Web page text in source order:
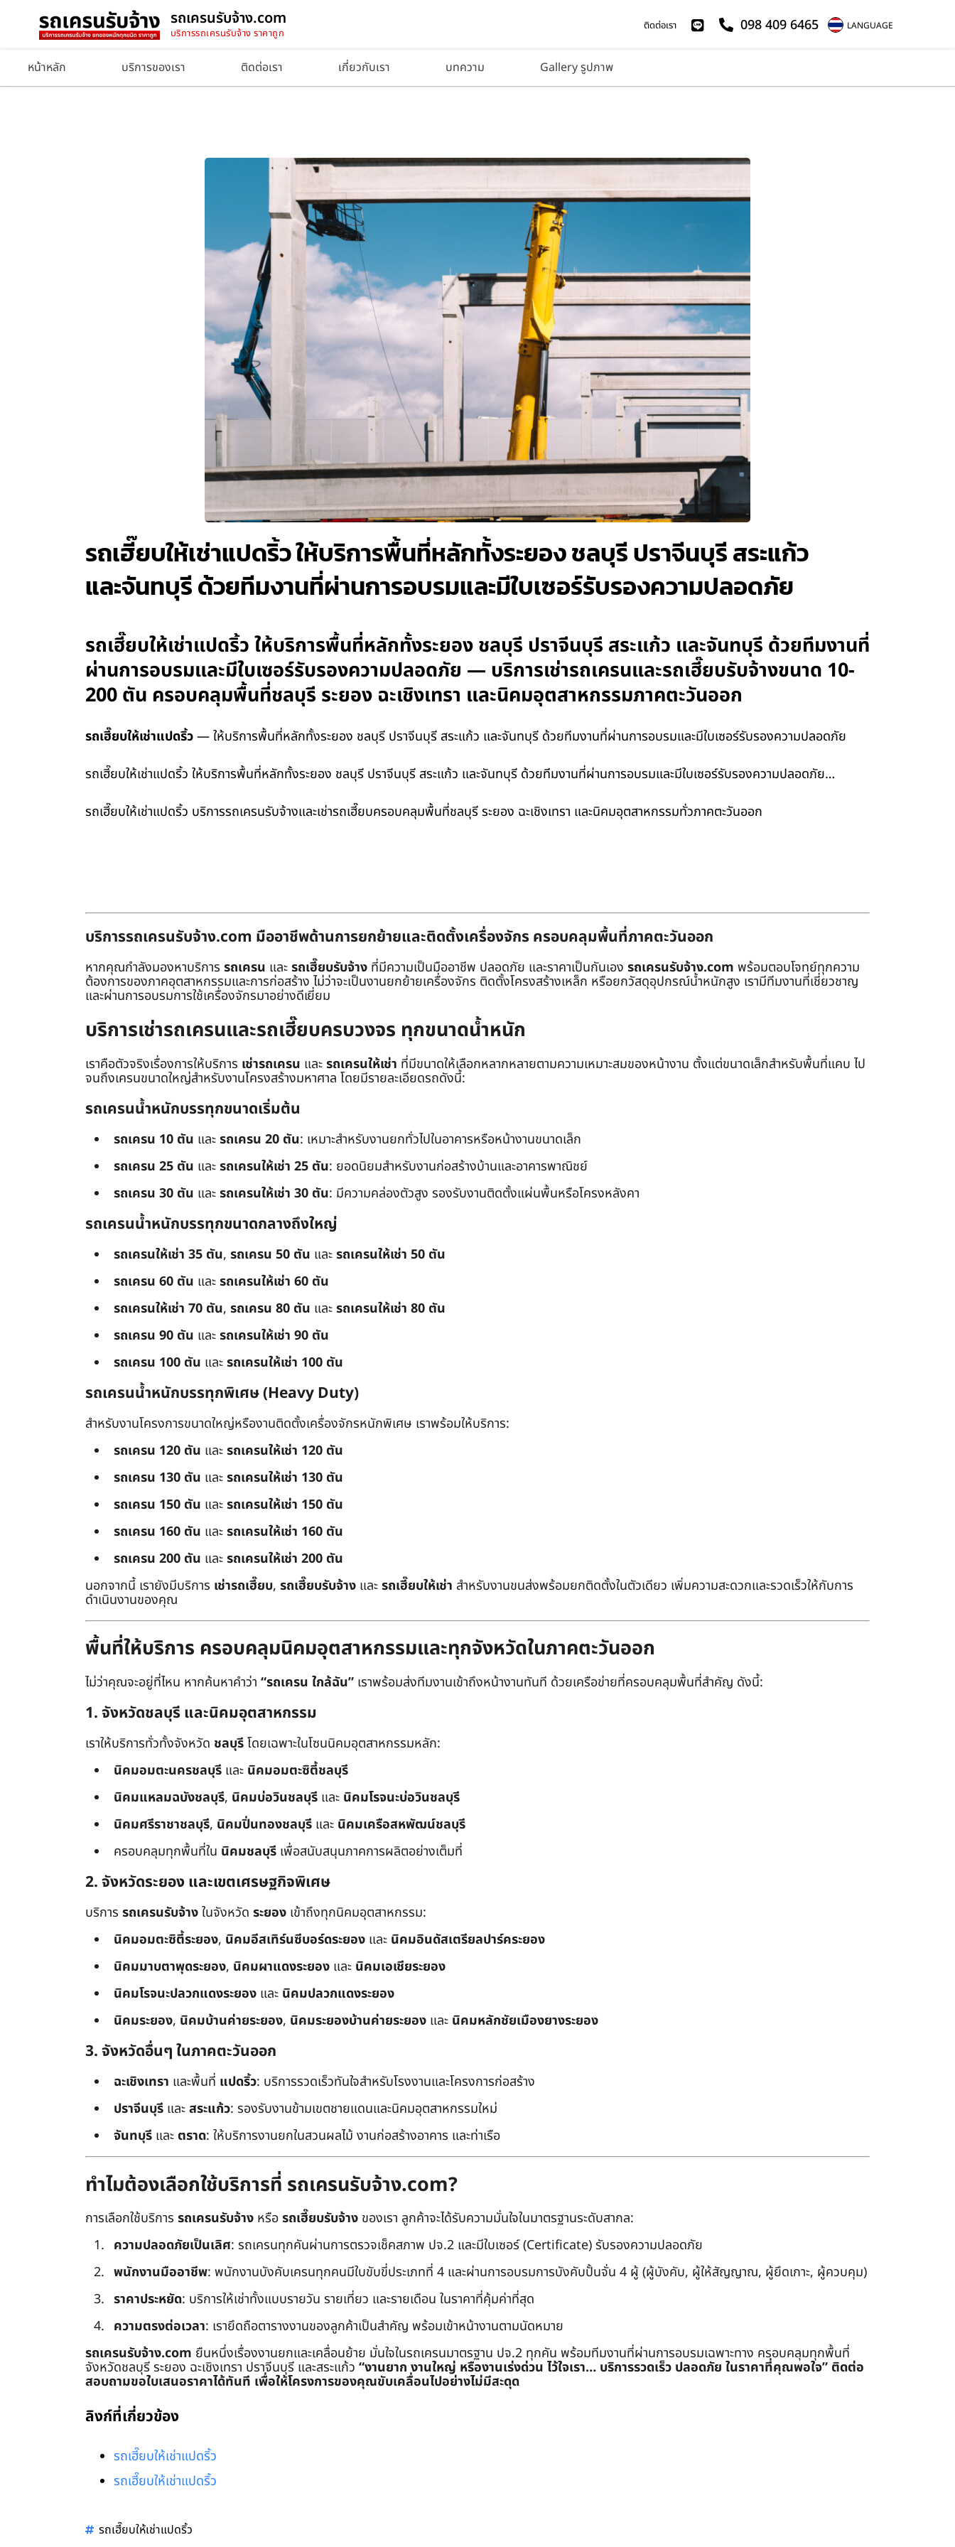
รถเครนรับจ้าง.com
บริการรถเครนรับจ้าง ราคาถูก
ติดต่อเรา 098 409 6465 LANGUAGE
หน้าหลัก บริการของเรา ติดต่อเรา เกี่ยวกับเรา บทความ Gallery รูปภาพ
รถเฮี๊ยบให้เช่าแปดริ้ว ให้บริการพื้นที่หลักทั้งระยอง ชลบุรี ปราจีนบุรี สระแก้ว
และจันทบุรี ด้วยทีมงานที่ผ่านการอบรมและมีใบเซอร์รับรองความปลอดภัย
รถเฮี๊ยบให้เช่าแปดริ้ว ให้บริการพื้นที่หลักทั้งระยอง ชลบุรี ปราจีนบุรี สระแก้ว และจันทบุรี ด้วยทีมงานที่
ผ่านการอบรมและมีใบเซอร์รับรองความปลอดภัย — บริการเช่ารถเครนและรถเฮี๊ยบรับจ้างขนาด 10-
200 ตัน ครอบคลุมพื้นที่ชลบุรี ระยอง ฉะเชิงเทรา และนิคมอุตสาหกรรมภาคตะวันออก
รถเฮี๊ยบให้เช่าแปดริ้ว— ให้บริการพื้นที่หลักทั้งระยอง ชลบุรี ปราจีนบุรี สระแก้ว และจันทบุรี ด้วยทีมงานที่ผ่านการอบรมและมีใบเซอร์รับรองความปลอดภัย
รถเฮี๊ยบให้เช่าแปดริ้ว ให้บริการพื้นที่หลักทั้งระยอง ชลบุรี ปราจีนบุรี สระแก้ว และจันทบุรี ด้วยทีมงานที่ผ่านการอบรมและมีใบเซอร์รับรองความปลอดภัย…
รถเฮี๊ยบให้เช่าแปดริ้ว บริการรถเครนรับจ้างและเช่ารถเฮี๊ยบครอบคลุมพื้นที่ชลบุรี ระยอง ฉะเชิงเทรา และนิคมอุตสาหกรรมทั่วภาคตะวันออก
บริการรถเครนรับจ้าง.com มืออาชีพด้านการยกย้ายและติดตั้งเครื่องจักร ครอบคลุมพื้นที่ภาคตะวันออก
หากคุณกำลังมองหาบริการ รถเครน และรถเฮี๊ยบรับจ้าง ที่มีความเป็นมืออาชีพ ปลอดภัย และราคาเป็นกันเอง รถเครนรับจ้าง.com พร้อมตอบโจทย์ทุกความ
ต้องการของภาคอุตสาหกรรมและการก่อสร้าง ไม่ว่าจะเป็นงานยกย้ายเครื่องจักร ติดตั้งโครงสร้างเหล็ก หรือยกวัสดุอุปกรณ์น้ำหนักสูง เรามีทีมงานที่เชี่ยวชาญ
และผ่านการอบรมการใช้เครื่องจักรมาอย่างดีเยี่ยม
บริการเช่ารถเครนและรถเฮี๊ยบครบวงจร ทุกขนาดน้ำหนัก
เราคือตัวจริงเรื่องการให้บริการ เช่ารถเครน และรถเครนให้เช่า ที่มีขนาดให้เลือกหลากหลายตามความเหมาะสมของหน้างาน ตั้งแต่ขนาดเล็กสำหรับพื้นที่แคบ ไป
จนถึงเครนขนาดใหญ่สำหรับงานโครงสร้างมหาศาล โดยมีรายละเอียดรถดังนี้:
รถเครนน้ำหนักบรรทุกขนาดเริ่มต้น
รถเครน 10 ตัน และรถเครน 20 ตัน: เหมาะสำหรับงานยกทั่วไปในอาคารหรือหน้างานขนาดเล็ก
รถเครน 25 ตัน และรถเครนให้เช่า 25 ตัน: ยอดนิยมสำหรับงานก่อสร้างบ้านและอาคารพาณิชย์
รถเครน 30 ตัน และรถเครนให้เช่า 30 ตัน: มีความคล่องตัวสูง รองรับงานติดตั้งแผ่นพื้นหรือโครงหลังคา
รถเครนน้ำหนักบรรทุกขนาดกลางถึงใหญ่
รถเครนให้เช่า 35 ตัน, รถเครน 50 ตัน และรถเครนให้เช่า 50 ตัน
รถเครน 60 ตัน และรถเครนให้เช่า 60 ตัน
รถเครนให้เช่า 70 ตัน, รถเครน 80 ตัน และรถเครนให้เช่า 80 ตัน
รถเครน 90 ตัน และรถเครนให้เช่า 90 ตัน
รถเครน 100 ตัน และรถเครนให้เช่า 100 ตัน
รถเครนน้ำหนักบรรทุกพิเศษ (Heavy Duty)
สำหรับงานโครงการขนาดใหญ่หรืองานติดตั้งเครื่องจักรหนักพิเศษ เราพร้อมให้บริการ:
รถเครน 120 ตัน และรถเครนให้เช่า 120 ตัน
รถเครน 130 ตัน และรถเครนให้เช่า 130 ตัน
รถเครน 150 ตัน และรถเครนให้เช่า 150 ตัน
รถเครน 160 ตัน และรถเครนให้เช่า 160 ตัน
รถเครน 200 ตัน และรถเครนให้เช่า 200 ตัน
นอกจากนี้ เรายังมีบริการ เช่ารถเฮี๊ยบ, รถเฮี๊ยบรับจ้าง และรถเฮี๊ยบให้เช่า สำหรับงานขนส่งพร้อมยกติดตั้งในตัวเดียว เพิ่มความสะดวกและรวดเร็วให้กับการ
ดำเนินงานของคุณ
พื้นที่ให้บริการ ครอบคลุมนิคมอุตสาหกรรมและทุกจังหวัดในภาคตะวันออก
ไม่ว่าคุณจะอยู่ที่ไหน หากค้นหาคำว่า “รถเครน ใกล้ฉัน” เราพร้อมส่งทีมงานเข้าถึงหน้างานทันที ด้วยเครือข่ายที่ครอบคลุมพื้นที่สำคัญ ดังนี้:
1. จังหวัดชลบุรี และนิคมอุตสาหกรรม
เราให้บริการทั่วทั้งจังหวัด ชลบุรีโดยเฉพาะในโซนนิคมอุตสาหกรรมหลัก:
นิคมอมตะนครชลบุรี และ นิคมอมตะซิตี้ชลบุรี
นิคมแหลมฉบังชลบุรี, นิคมบ่อวินชลบุรี และ นิคมโรจนะบ่อวินชลบุรี
นิคมศรีราชาชลบุรี, นิคมปิ่นทองชลบุรี และ นิคมเครือสหพัฒน์ชลบุรี
ครอบคลุมทุกพื้นที่ใน นิคมชลบุรี เพื่อสนับสนุนภาคการผลิตอย่างเต็มที่
2. จังหวัดระยอง และเขตเศรษฐกิจพิเศษ
บริการ รถเครนรับจ้างในจังหวัด ระยอง เข้าถึงทุกนิคมอุตสาหกรรม:
นิคมอมตะซิตี้ระยอง, นิคมอีสเทิร์นซีบอร์ดระยอง และ นิคมอินดัสเตรียลปาร์คระยอง
นิคมมาบตาพุดระยอง, นิคมผาแดงระยอง และ นิคมเอเชียระยอง
นิคมโรจนะปลวกแดงระยอง และ นิคมปลวกแดงระยอง
นิคมระยอง, นิคมบ้านค่ายระยอง, นิคมระยองบ้านค่ายระยอง และ นิคมหลักชัยเมืองยางระยอง
3. จังหวัดอื่นๆ ในภาคตะวันออก
ฉะเชิงเทรา และพื้นที่ แปดริ้ว: บริการรวดเร็วทันใจสำหรับโรงงานและโครงการก่อสร้าง
ปราจีนบุรี และสระแก้ว: รองรับงานข้ามเขตชายแดนและนิคมอุตสาหกรรมใหม่
จันทบุรี และ ตราด: ให้บริการงานยกในสวนผลไม้ งานก่อสร้างอาคาร และท่าเรือ
ทำไมต้องเลือกใช้บริการที่ รถเครนรับจ้าง.com?
การเลือกใช้บริการ รถเครนรับจ้าง หรือรถเฮี๊ยบรับจ้าง ของเรา ลูกค้าจะได้รับความมั่นใจในมาตรฐานระดับสากล:
ความปลอดภัยเป็นเลิศ: รถเครนทุกคันผ่านการตรวจเช็คสภาพ ปจ.2 และมีใบเซอร์ (Certificate) รับรองความปลอดภัย
พนักงานมืออาชีพ: พนักงานบังคับเครนทุกคนมีใบขับขี่ประเภทที่ 4 และผ่านการอบรมการบังคับปั้นจั่น 4 ผู้ (ผู้บังคับ, ผู้ให้สัญญาณ, ผู้ยึดเกาะ, ผู้ควบคุม)
ราคาประหยัด: บริการให้เช่าทั้งแบบรายวัน รายเที่ยว และรายเดือน ในราคาที่คุ้มค่าที่สุด
ความตรงต่อเวลา: เรายึดถือตารางงานของลูกค้าเป็นสำคัญ พร้อมเข้าหน้างานตามนัดหมาย
รถเครนรับจ้าง.com ยืนหนึ่งเรื่องงานยกและเคลื่อนย้าย มั่นใจในรถเครนมาตรฐาน ปจ.2 ทุกคัน พร้อมทีมงานที่ผ่านการอบรมเฉพาะทาง ครอบคลุมทุกพื้นที่
จังหวัดชลบุรี ระยอง ฉะเชิงเทรา ปราจีนบุรี และสระแก้ว “งานยาก งานใหญ่ หรืองานเร่งด่วน ไว้ใจเรา… บริการรวดเร็ว ปลอดภัย ในราคาที่คุณพอใจ” ติดต่อ
สอบถามขอใบเสนอราคาได้ทันที เพื่อให้โครงการของคุณขับเคลื่อนไปอย่างไม่มีสะดุด
ลิงก์ที่เกี่ยวข้อง
รถเฮี๊ยบให้เช่าแปดริ้ว
รถเฮี๊ยบให้เช่าแปดริ้ว
รถเฮี๊ยบให้เช่าแปดริ้ว